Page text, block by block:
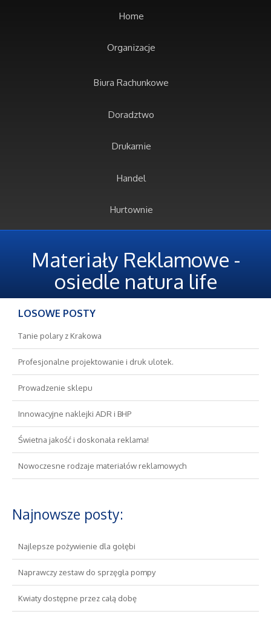
Home
Organizacje
Biura Rachunkowe
Doradztwo
Drukarnie
Handel
Hurtownie
Oferty Pracy
Banki, Przelewy, Waluty, Kantory
Wykończenia
Projektowanie
Remonty, Elektryk, Hydraulik
Drzwi i Okna
Nieruchomości, Działki
Materiały Reklamowe -
osiedle natura life
LOSOWE POSTY
Tanie polary z Krakowa
Profesjonalne projektowanie i druk ulotek.
Prowadzenie sklepu
Innowacyjne naklejki ADR i BHP
Świetna jakość i doskonała reklama!
Nowoczesne rodzaje materiałów reklamowych
Najnowsze posty:
Najlepsze pożywienie dla gołębi
Naprawczy zestaw do sprzęgła pompy
Kwiaty dostępne przez całą dobę